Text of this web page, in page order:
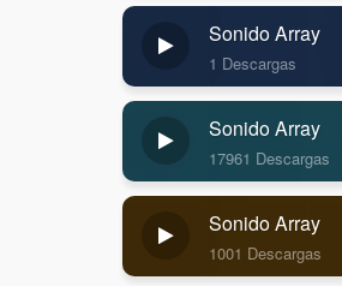
Sonido Array
1 Descargas
Sonido Array
17961 Descargas
Sonido Array
1001 Descargas